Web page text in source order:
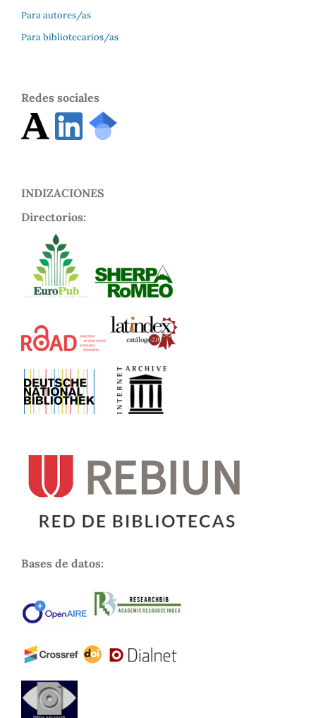
Para autores/as
Para bibliotecarios/as
Redes sociales
INDIZACIONES
Directorios:
Bases de datos: